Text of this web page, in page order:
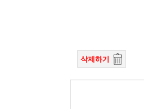
삭제하기